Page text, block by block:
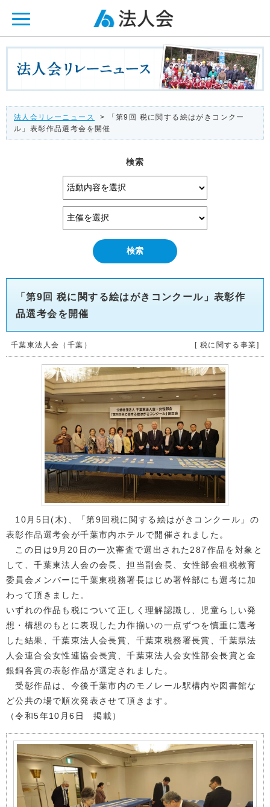
法人会リレーニュース
> 「第9回 税に関する絵はがきコンクー
ル」表彰作品選考会を開催
検索
「第9回 税に関する絵はがきコンクール」表彰作
品選考会を開催
千葉東法人会（千葉） [ 税に関する事業]
10月5日(木)、「第9回税に関する絵はがきコンクール」の
表彰作品選考会が千葉市内ホテルで開催されました。
この日は9月20日の一次審査で選出された287作品を対象と
して、千葉東法人会の会長、担当副会長、女性部会租税教育
委員会メンバーに千葉東税務署長はじめ署幹部にも選考に加
わって頂きました。
いずれの作品も税について正しく理解認識し、児童らしい発
想・構想のもとに表現した力作揃いの一点ずつを慎重に選考
した結果、千葉東法人会長賞、千葉東税務署長賞、千葉県法
人会連合会女性連協会長賞、千葉東法人会女性部会長賞と金
銀銅各賞の表彰作品が選定されました。
受彰作品は、今後千葉市内のモノレール駅構内や図書館な
ど公共の場で順次発表させて頂きます。
（令和5年10月6日 掲載）